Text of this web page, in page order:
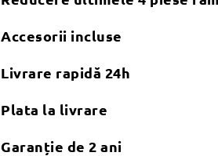
Accesorii incluse
Livrare rapidă 24h
Plata la livrare
Garanție de 2 ani